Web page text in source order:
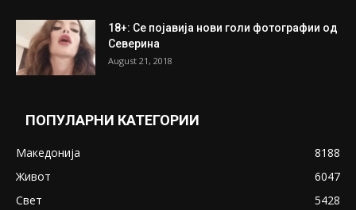
18+: Се појавија нови голи фотографии од
Северина
August 21, 2018
ПОПУЛАРНИ КАТЕГОРИИ
Македонија
8188
Живот
6047
Свет
5428